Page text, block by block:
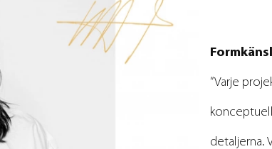
”Varje
detaljerna.